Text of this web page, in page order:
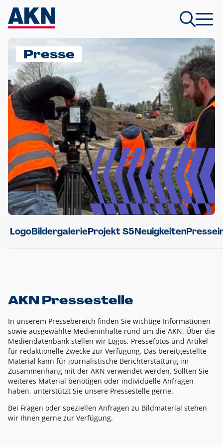
Presse
LogoBildergalerieProjekt S5Neuigkeiten
AKN Pressestelle
In unserem Pressebereich finden Sie wichtige Informationen
sowie ausgewählte Medieninhalte rund um die AKN. Über die
Mediendatenbank stellen wir Logos, Pressefotos und Artikel
für redaktionelle Zwecke zur Verfügung. Das bereitgestellte
Material kann für journalistische Berichterstattung im
Zusammenhang mit der AKN verwendet werden. Sollten Sie
weiteres Material benötigen oder individuelle Anfragen
haben, unterstützt Sie unsere Pressestelle gerne.
Bei Fragen oder speziellen Anfragen zu Bildmaterial stehen
wir Ihnen gerne zur Verfügung.